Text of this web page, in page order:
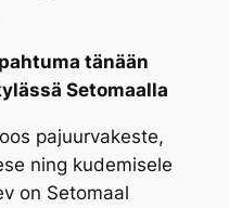
tänään
Setomaalla
pajuurvakeste,
ning kudemisele
on Setomaal